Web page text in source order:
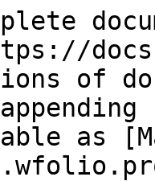
of
as